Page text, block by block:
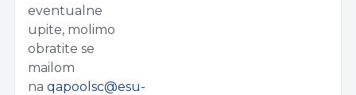
eventualne
upite, molimo
obratite se
mailom
naqapoolsc@esu-